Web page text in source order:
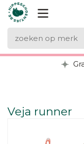
Veja runner